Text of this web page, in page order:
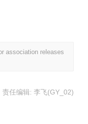
association releases
责任编辑: 李飞(GY_02)